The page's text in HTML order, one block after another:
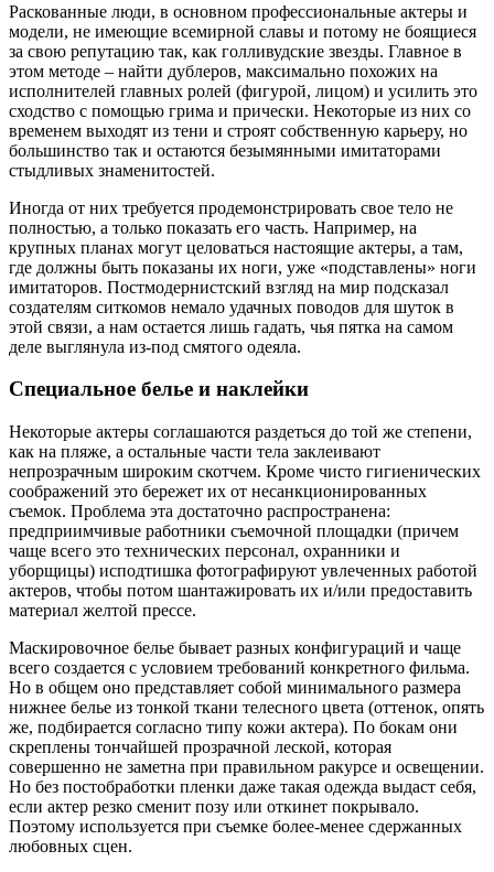
Раскованные люди, в основном профессиональные актеры и
модели, не имеющие всемирной славы и потому не боящиеся
за свою репутацию так, как голливудские звезды. Главное в
этом методе – найти дублеров, максимально похожих на
исполнителей главных ролей (фигурой, лицом) и усилить это
сходство с помощью грима и прически. Некоторые из них со
временем выходят из тени и строят собственную карьеру, но
большинство так и остаются безымянными имитаторами
стыдливых знаменитостей.
Иногда от них требуется продемонстрировать свое тело не
полностью, а только показать его часть. Например, на
крупных планах могут целоваться настоящие актеры, а там,
где должны быть показаны их ноги, уже «подставлены» ноги
имитаторов. Постмодернистский взгляд на мир подсказал
создателям ситкомов немало удачных поводов для шуток в
этой связи, а нам остается лишь гадать, чья пятка на самом
деле выглянула из-под смятого одеяла.
Специальное белье и наклейки
Некоторые актеры соглашаются раздеться до той же степени,
как на пляже, а остальные части тела заклеивают
непрозрачным широким скотчем. Кроме чисто гигиенических
соображений это бережет их от несанкционированных
съемок. Проблема эта достаточно распространена:
предприимчивые работники съемочной площадки (причем
чаще всего это технических персонал, охранники и
уборщицы) исподтишка фотографируют увлеченных работой
актеров, чтобы потом шантажировать их и/или предоставить
материал желтой прессе.
Маскировочное белье бывает разных конфигураций и чаще
всего создается с условием требований конкретного фильма.
Но в общем оно представляет собой минимального размера
нижнее белье из тонкой ткани телесного цвета (оттенок, опять
же, подбирается согласно типу кожи актера). По бокам они
скреплены тончайшей прозрачной леской, которая
совершенно не заметна при правильном ракурсе и освещении.
Но без постобработки пленки даже такая одежда выдаст себя,
если актер резко сменит позу или откинет покрывало.
Поэтому используется при съемке более-менее сдержанных
любовных сцен.